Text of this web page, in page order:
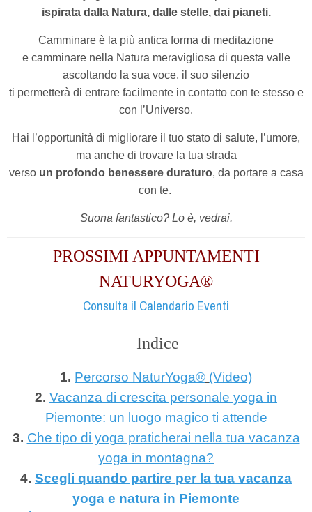
ispirata dalla Natura, dalle stelle, dai pianeti.
Camminare è la più antica forma di meditazione
e camminare nella Natura meravigliosa di questa valle
ascoltando la sua voce, il suo silenzio
ti permetterà di entrare facilmente in contatto con te stesso e
con l’Universo.
Hai l’opportunità di migliorare il tuo stato di salute, l’umore,
ma anche di trovare la tua strada
versoun profondo benessere duraturo, da portare a casa
con te.
Suona fantastico? Lo è, vedrai.
PROSSIMI APPUNTAMENTI
NATURYOGA®
Consulta il Calendario Eventi
Indice
1. Percorso NaturYoga® (Video)
2. Vacanza di crescita personale yoga in
Piemonte: un luogo magico ti attende
3. Che tipo di yoga praticherai nella tua vacanza
yoga in montagna?
4. Scegli quando partire per la tua vacanza
yoga e natura in Piemonte